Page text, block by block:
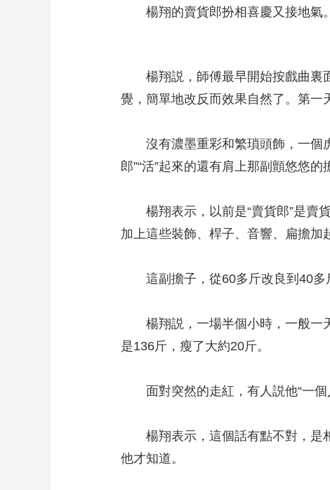
楊翔的賣貨郎扮相喜慶又接地氣。
楊翔説，師傅最早開始按戲曲裏面
覺，簡單地改反而效果自然了。第一
沒有濃墨重彩和繁瑣頭飾，一個虎
郎”“活”起來的還有肩上那副顫悠悠的
楊翔表示，以前是“賣貨郎”是賣貨
加上這些裝飾、桿子、音響、扁擔加
這副擔子，從60多斤改良到40多
楊翔説，一場半個小時，一般一天
是136斤，瘦了大約20斤。
面對突然的走紅，有人説他“一個
楊翔表示，這個話有點不對，是相
他才知道。